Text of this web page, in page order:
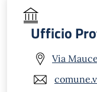
Ufficio
Via